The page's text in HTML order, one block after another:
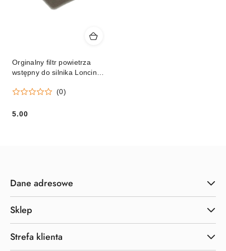
Orginalny filtr powietrza
wstępny do silnika Loncin
(0)
Cena:
5.00
Dane adresowe
Sklep
Strefa klienta